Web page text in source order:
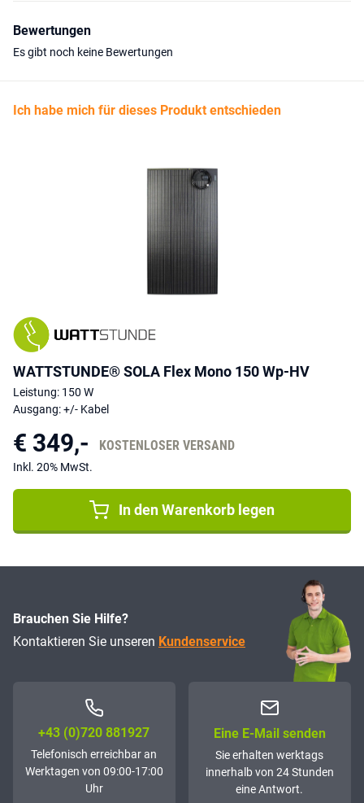
Bewertungen
Es gibt noch keine Bewertungen
Ich habe mich für dieses Produkt entschieden
WATTSTUNDE® SOLA Flex Mono 150 Wp-HV
Leistung: 150 W
Ausgang: +/- Kabel
€ 349,- KOSTENLOSER VERSAND
Inkl. 20% MwSt.
In den Warenkorb legen
Brauchen Sie Hilfe?
Kontaktieren Sie unseren Kundenservice
+43 (0)72­0 881927
Telefonisch erreichbar an
Werktagen von 09:00-17:00
Uhr
Eine E-Mail senden
Sie erhalten werktags
innerhalb von 24 Stunden
eine Antwort.